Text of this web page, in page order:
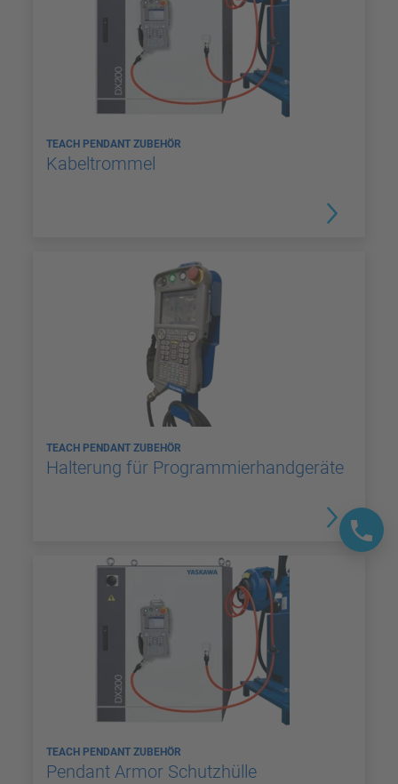
TEACH PENDANT ZUBEHÖR
Kabeltrommel
TEACH PENDANT ZUBEHÖR
Halterung für Programmierhandgeräte
TEACH PENDANT ZUBEHÖR
Pendant Armor Schutzhülle